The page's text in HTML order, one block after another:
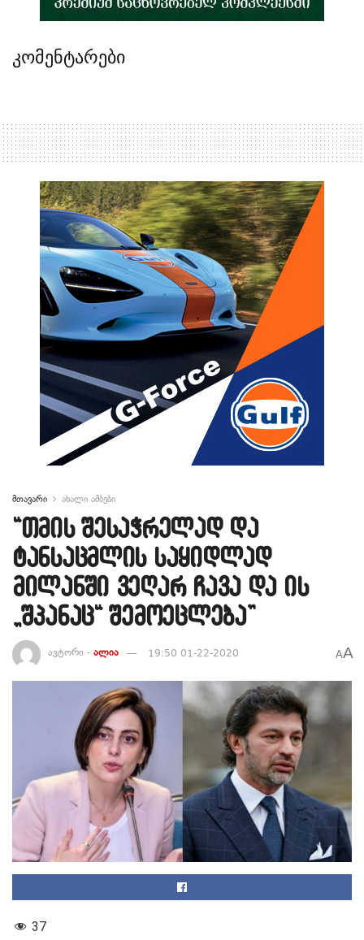
კომენტარები
მთავარი ახალი ამბები
“თმის შესაჭრელად და
ტანსაცმლის საყიდლად
მილანში ვეღარ ჩავა და ის
„შპანაც“ შემოეცლება”
ავტორი - ალია 19:50 01-22-2020 AA
37